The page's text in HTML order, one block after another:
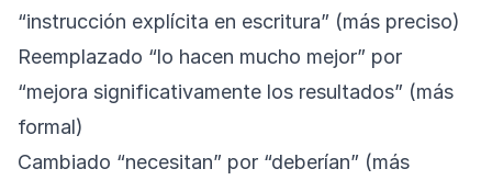
“instrucción explícita en escritura” (más preciso)
Reemplazado “lo hacen mucho mejor” por
“mejora significativamente los resultados” (más
formal)
Cambiado “necesitan” por “deberían” (más